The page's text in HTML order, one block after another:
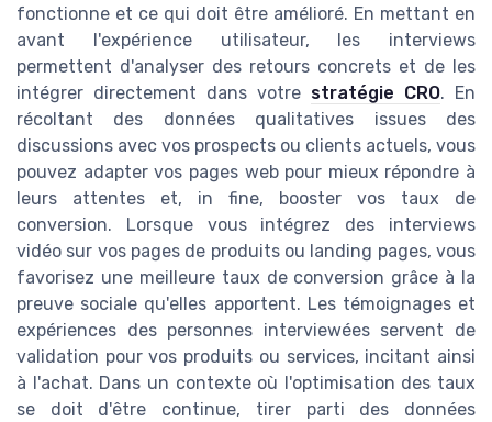
fonctionne et ce qui doit être amélioré. En mettant en
avant l'expérience utilisateur, les interviews
permettent d'analyser des retours concrets et de les
intégrer directement dans votre stratégie CRO. En
récoltant des données qualitatives issues des
discussions avec vos prospects ou clients actuels, vous
pouvez adapter vos pages web pour mieux répondre à
leurs attentes et, in fine, booster vos taux de
conversion. Lorsque vous intégrez des interviews
vidéo sur vos pages de produits ou landing pages, vous
favorisez une meilleure taux de conversion grâce à la
preuve sociale qu'elles apportent. Les témoignages et
expériences des personnes interviewées servent de
validation pour vos produits ou services, incitant ainsi
à l'achat. Dans un contexte où l'optimisation des taux
se doit d'être continue, tirer parti des données